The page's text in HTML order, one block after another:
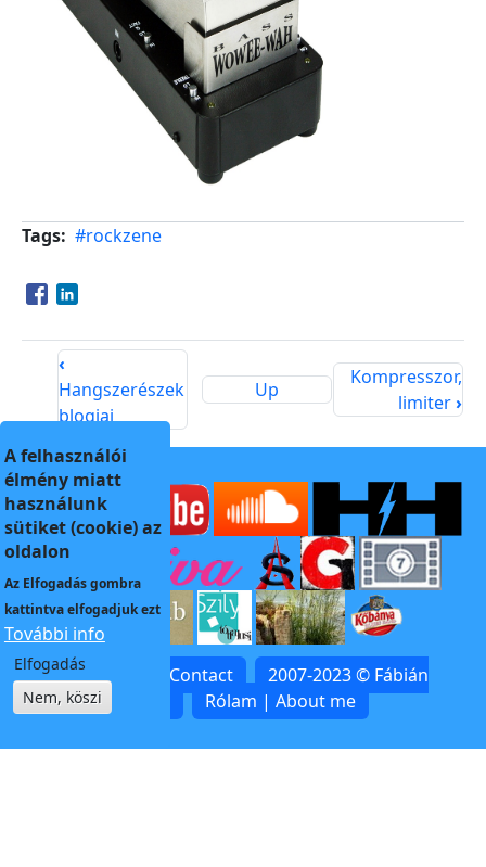
Tags #rockzene
Opens in a new window
Opens in a new window
‹
Hangszerészek
blogjai
Up
Kompresszor,
limiter›
Kapcsolat | Contact
2007-2023 © Fábián
Rólam | About me
A felhasználói
élmény miatt
használunk
sütiket (cookie) az
oldalon
Az Elfogadásgombra
kattintva elfogadjuk ezt
További info
Elfogadás
Nem, köszi